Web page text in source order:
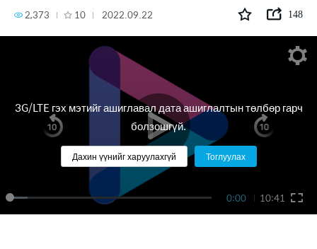
2,373 10 2022.09.22 148
0:00 10:41
3G/LTE гэх мэтийг ашиглавал дата ашиглалтын төлбөр гарч
болзошгүй.
Дахин үүнийг харуулахгүй Тоглуулах